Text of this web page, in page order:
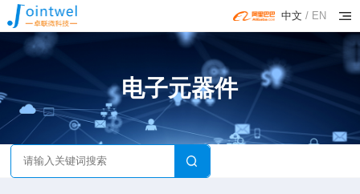
中文 / EN
电子元器件